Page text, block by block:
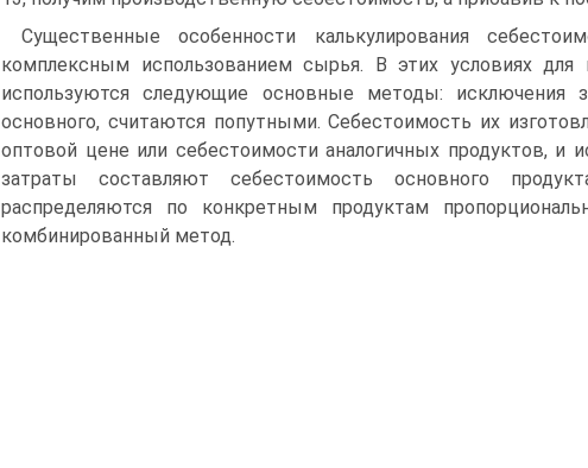
Существенные особенности калькулирования
комплексным использованием сырья. В этих условиях для
используются следующие основные методы: исключения
основного, считаются попутными. Себестоимость их
оптовой цене или себестоимости аналогичных продуктов, и
затраты составляют себестоимость основного
распределяются по конкретным продуктам
комбинированный метод.